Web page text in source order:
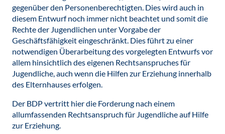
gegenüber den Personenberechtigten. Dies wird auch in
diesem Entwurf noch immer nicht beachtet und somit die
Rechte der Jugendlichen unter Vorgabe der
Geschäftsfähigkeit eingeschränkt. Dies führt zu einer
notwendigen Überarbeitung des vorgelegten Entwurfs vor
allem hinsichtlich des eigenen Rechtsanspruches für
Jugendliche, auch wenn die Hilfen zur Erziehung innerhalb
des Elternhauses erfolgen.
Der BDP vertritt hier die Forderung nach einem
allumfassenden Rechtsanspruch für Jugendliche auf Hilfe
zur Erziehung.